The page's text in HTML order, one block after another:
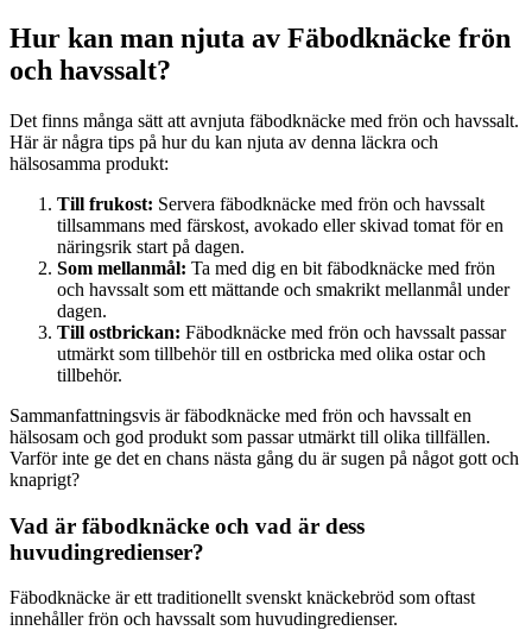
Hur kan man njuta av Fäbodknäcke frön
och havssalt?
Det finns många sätt att avnjuta fäbodknäcke med frön och havssalt.
Här är några tips på hur du kan njuta av denna läckra och
hälsosamma produkt:
Till frukost: Servera fäbodknäcke med frön och havssalt
tillsammans med färskost, avokado eller skivad tomat för en
näringsrik start på dagen.
Som mellanmål: Ta med dig en bit fäbodknäcke med frön
och havssalt som ett mättande och smakrikt mellanmål under
dagen.
Till ostbrickan: Fäbodknäcke med frön och havssalt passar
utmärkt som tillbehör till en ostbricka med olika ostar och
tillbehör.
Sammanfattningsvis är fäbodknäcke med frön och havssalt en
hälsosam och god produkt som passar utmärkt till olika tillfällen.
Varför inte ge det en chans nästa gång du är sugen på något gott och
knaprigt?
Vad är fäbodknäcke och vad är dess
huvudingredienser?
Fäbodknäcke är ett traditionellt svenskt knäckebröd som oftast
innehåller frön och havssalt som huvudingredienser.